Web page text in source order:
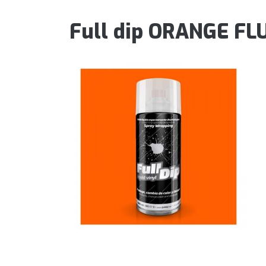
Full dip ORANGE